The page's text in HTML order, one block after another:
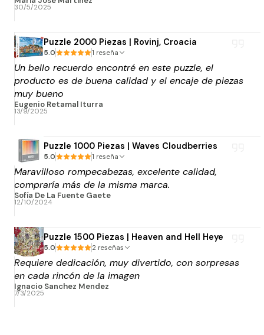
30/5/2025
Puzzle 2000 Piezas | Rovinj, Croacia
5.0 1 reseña
Un bello recuerdo encontré en este puzzle, el
producto es de buena calidad y el encaje de piezas
muy bueno
Eugenio Retamal Iturra
13/9/2025
Puzzle 1000 Piezas | Waves Cloudberries
5.0 1 reseña
Maravilloso rompecabezas, excelente calidad,
compraría más de la misma marca.
Sofía De La Fuente Gaete
12/10/2024
Puzzle 1500 Piezas | Heaven and Hell Heye
5.0 2 reseñas
Requiere dedicación, muy divertido, con sorpresas
en cada rincón de la imagen
Ignacio Sanchez Mendez
7/3/2025